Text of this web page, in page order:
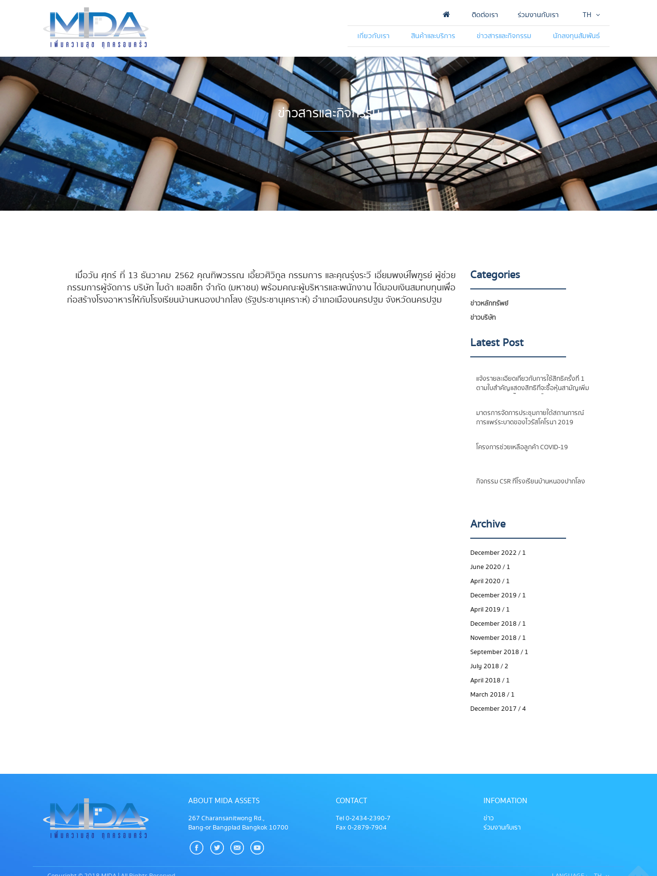
ติดต่อเรา ร่วมงานกับเรา
TH
เกี่ยวกับเรา
สินค้าและบริการ ข่าวสารและกิจกรรม นักลงทุนสัมพันธ์
ข่าวสารและกิจกรรม
เมื่อวัน ศุกร์ ที่ 13 ธันวาคม 2562 คุณทิพวรรณ เอี้ยวศิวิกูล กรรมการ และคุณรุ่งระวี เอี่ยมพงษ์ไพฑูรย์ ผู้ช่วย
กรรมการผู้จัดการ บริษัท ไมด้า แอสเซ็ท จำกัด (มหาชน) พร้อมคณะผู้บริหารและพนักงาน ได้มอบเงินสมทบทุนเพื่อ
ก่อสร้างโรงอาหารให้กับโรงเรียนบ้านหนองปากโลง (รัฐประชานุเคราะห์) อำเภอเมืองนครปฐม จังหวัดนครปฐม
Categories
ข่าวหลักทรัพย์
ข่าวบริษัท
Latest Post
แจ้งรายละเอียดเกี่ยวกับการใช้สิทธิครั้งที่ 1
ตามใบสำคัญแสดงสิทธิที่จะซื้อหุ้นสามัญเพิ่ม
มาตรการจัดการประชุมภายใต้สถานการณ์
การแพร่ระบาดของไวรัสโคโรนา 2019
โครงการช่วยเหลือลูกค้า COVID-19
กิจกรรม CSR ที่โรงเรียนบ้านหนองปากโลง
Archive
December 2022 / 1
June 2020 / 1
April 2020 / 1
December 2019 / 1
April 2019 / 1
December 2018 / 1
November 2018 / 1
September 2018 / 1
July 2018 / 2
April 2018 / 1
March 2018 / 1
December 2017 / 4
ABOUT MIDA ASSETS
267 Charansanitwong Rd.,
Bang-or Bangplad Bangkok 10700
CONTACT
Tel 0-2434-2390-7
Fax 0-2879-7904
INFOMATION
ข่าว
ร่วมงานกับเรา